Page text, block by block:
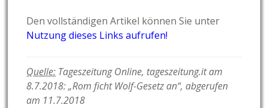
Den vollständigen Artikel können Sie unter
Nutzung dieses Links aufrufen!
Quelle: Tageszeitung Online, tageszeitung.it am
8.7.2018: „Rom ficht Wolf-Gesetz an“, abgerufen
am 11.7.2018